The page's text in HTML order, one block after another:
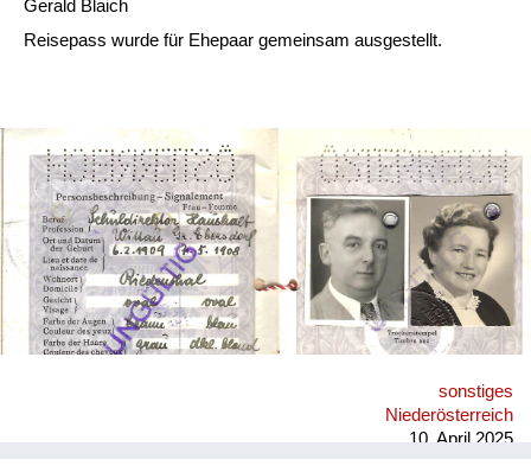
Gerald Blaich
Reisepass wurde für Ehepaar gemeinsam ausgestellt.
sonstiges
Niederösterreich
10. April 2025